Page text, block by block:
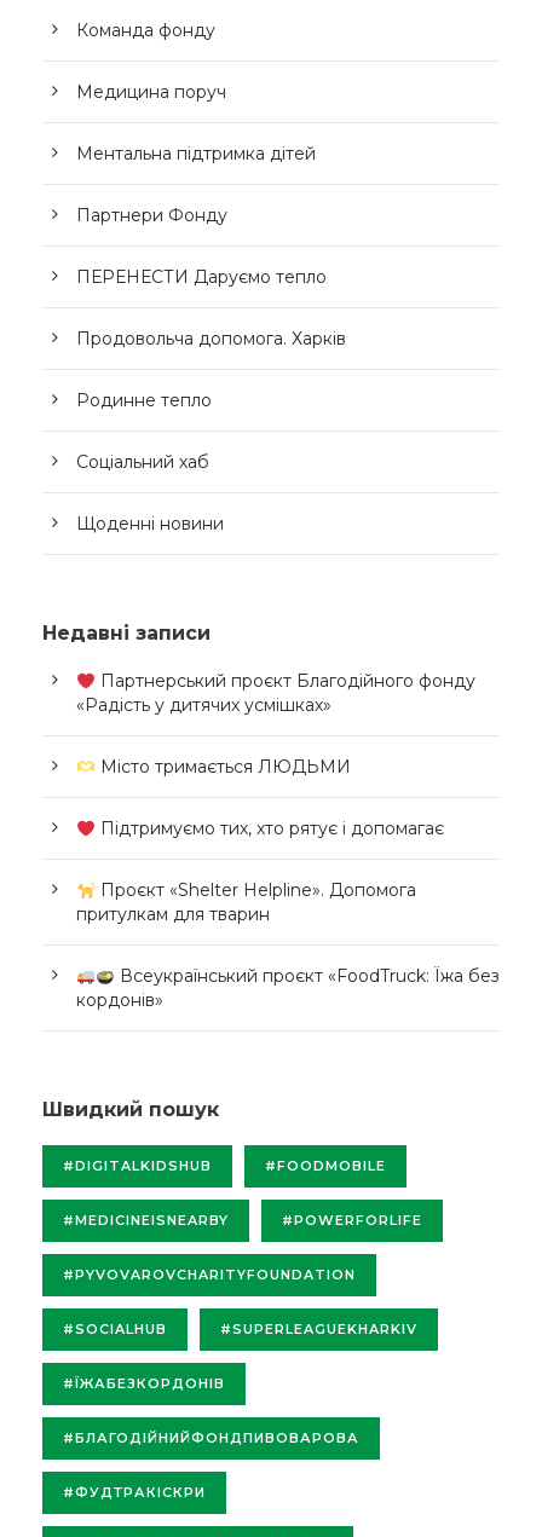
Команда фонду
Медицина поруч
Ментальна підтримка дітей
Партнери Фонду
ПЕРЕНЕСТИ Даруємо тепло
Продовольча допомога. Харків
Родинне тепло
Соціальний хаб
Щоденні новини
Недавні записи
Партнерський проєкт Благодійного фонду
«Радість у дитячих усмішках»
Місто тримається ЛЮДЬМИ
Підтримуємо тих, хто рятує і допомагає
Проєкт «Shelter Helpline». Допомога
притулкам для тварин
Всеукраїнський проєкт «FoodTruck: Їжа без
кордонів»
Швидкий пошук
#DIGITALKIDSHUB #FOODMOBILE
#MEDICINEISNEARBY #POWERFORLIFE
#PYVOVAROVCHARITYFOUNDATION
#SOCIALHUB #SUPERLEAGUEKHARKIV
#ЇЖАБЕЗКОРДОНІВ
#БЛАГОДІЙНИЙФОНДПИВОВАРОВА
#ФУДТРАКІСКРИ